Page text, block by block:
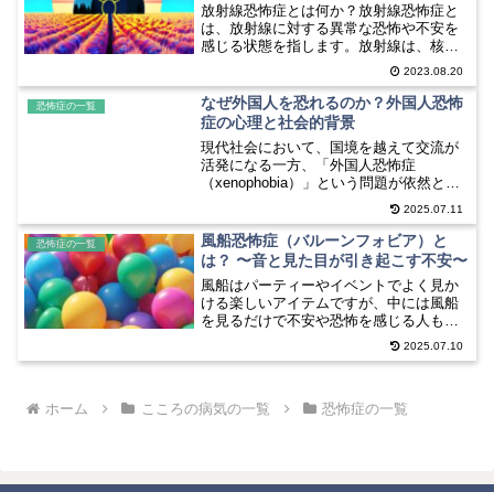
放射線恐怖症とは何か？放射線恐怖症と
は、放射線に対する異常な恐怖や不安を
感じる状態を指します。放射線は、核事
故や放射線治療などの関連で一般的に知
られていますが、放射線恐怖症はそれら
の状況に対する過剰な恐怖を持つ人々に
よって経験されます。放射...
2023.08.20
恐怖症の一覧
なぜ外国人を恐れるのか？外国人恐怖
症の心理と社会的背景
現代社会において、国境を越えて交流が
活発になる一方、「外国人恐怖症
（xenophobia）」という問題が依然とし
て存在しています。これは単なる「外国
人への苦手意識」ではなく、言語・文
化・習慣の違いに対し、過剰な恐れや偏
見、嫌悪感を抱く心理状...
2025.07.11
恐怖症の一覧
風船恐怖症（バルーンフォビア）と
は？ 〜音と見た目が引き起こす不安〜
風船はパーティーやイベントでよく見か
ける楽しいアイテムですが、中には風船
を見るだけで不安や恐怖を感じる人もい
ます。これを「風船恐怖症（バルーンフ
ォビア）」と呼びます。風船恐怖症は、
2025.07.10
ホーム こころの病気の一覧 恐怖症の一覧